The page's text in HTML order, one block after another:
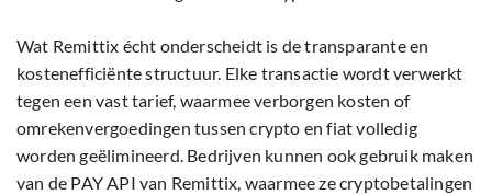
Wat Remittix écht onderscheidt is de transparante en
kostenefficiënte structuur. Elke transactie wordt verwerkt
tegen een vast tarief, waarmee verborgen kosten of
omrekenvergoedingen tussen crypto en fiat volledig
worden geëlimineerd. Bedrijven kunnen ook gebruik maken
van de PAY API van Remittix, waarmee ze cryptobetalingen